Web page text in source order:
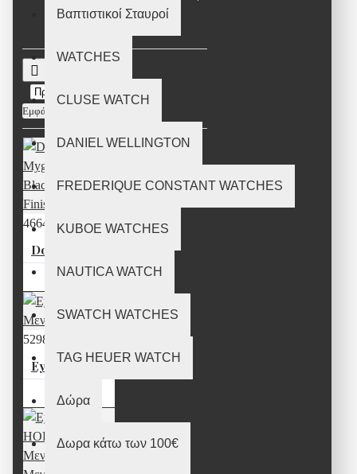
Βαπτιστικοί Σταυροί
WATCHES
CLUSE WATCH
DANIEL WELLINGTON
FREDERIQUE CONSTANT WATCHES
KUBOE WATCHES
NAUTICA WATCH
SWATCH WATCHES
TAG HEUER WATCH
Δώρα
Δωρα κάτω των 100€
Εμφάνιση:
46640
90,00€
52983
Eye of Horus Mενταγιόν Mικρό
35,00€